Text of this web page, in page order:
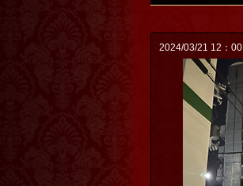
2024/03/21 12：00